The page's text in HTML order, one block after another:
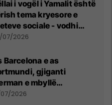
i vogël i Yamalit është
tema kryesore e
sociale - vodhi
pas finales së
07/2026
Barcelona e as
gjiganti
e mbyllë
për Fisnik
2026